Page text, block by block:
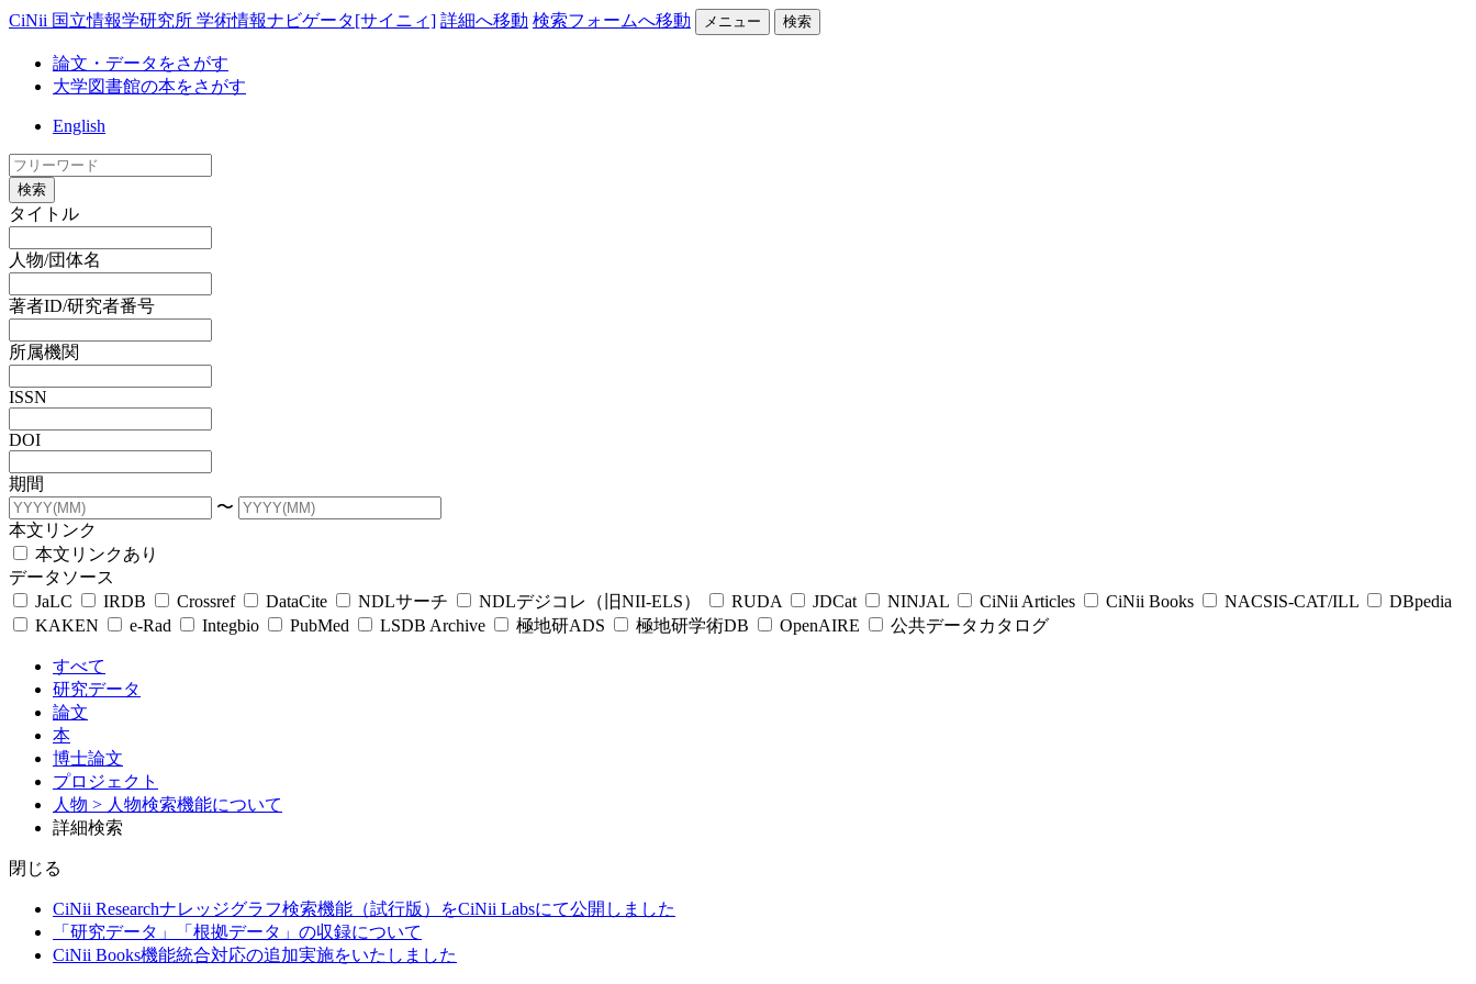
CiNii 国立情報学研究所 学術情報ナビゲータ[サイニィ] 詳細へ移動 検索フォームへ移動 メニュー 検索
論文・データをさがす
大学図書館の本をさがす
English
検索
タイトル
人物/団体名
著者ID/研究者番号
所属機関
ISSN
DOI
期間
〜
本文リンク
本文リンクあり
データソース
JaLC
IRDB Crossref DataCite NDLサーチ NDLデジコレ（旧NII-ELS） RUDA JDCat NINJAL CiNii Articles CiNii Books NACSIS-CAT/ILL
DBpedia
KAKEN
e-Rad Integbio PubMed LSDB Archive 極地研ADS 極地研学術DB OpenAIRE 公共データカタログ
すべて
研究データ
論文
本
博士論文
プロジェクト
人物 > 人物検索機能について
詳細検索
閉じる
CiNii Researchナレッジグラフ検索機能（試行版）をCiNii Labsにて公開しました
「研究データ」「根拠データ」の収録について
CiNii Books機能統合対応の追加実施をいたしました